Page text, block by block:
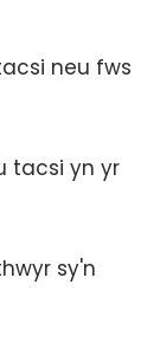
neu fws
yn yr
sy'n